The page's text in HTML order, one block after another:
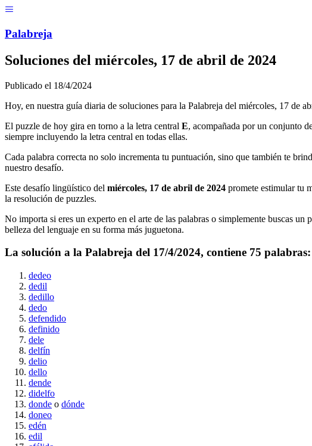
Palabreja
Soluciones del miércoles, 17 de abril de 2024
Publicado el 18/4/2024
Hoy, en nuestra guía diaria de soluciones para la Palabreja del miércoles, 17 de
El puzzle de hoy gira en torno a la letra central E, acompañada por un conjunto
siempre incluyendo la letra central en todas ellas.
Cada palabra correcta no solo incrementa tu puntuación, sino que también te
nuestro desafío.
Este desafío lingüístico del miércoles, 17 de abril de 2024 promete estimular tu
la resolución de puzzles.
No importa si eres un experto en el arte de las palabras o simplemente buscas
belleza del lenguaje en su forma más juguetona.
La solución a la Palabreja del 17/4/2024, contiene 75 palabras:
dedeo
dedil
dedillo
dedo
defendido
definido
dele
delfín
delio
dello
dende
didelfo
donde o dónde
doneo
edén
edil